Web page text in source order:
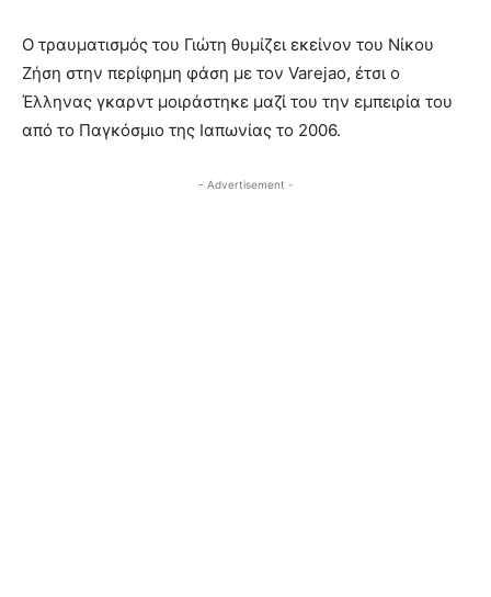
Ο τραυματισμός του Γιώτη θυμίζει εκείνον του Νίκου
Ζήση στην περίφημη φάση με τον Varejao, έτσι ο
Έλληνας γκαρντ μοιράστηκε μαζί του την εμπειρία του
από το Παγκόσμιο της Ιαπωνίας το 2006.
- Advertisement -